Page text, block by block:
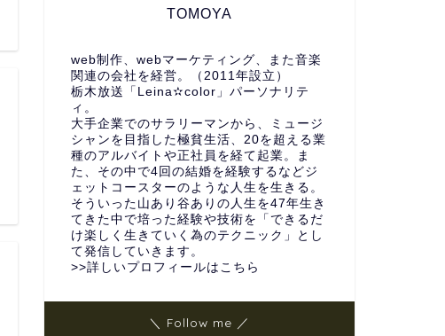
TOMOYA
web制作、webマーケティング、また音楽
関連の会社を経営。（2011年設立）
栃木放送「Leina✫color」パーソナリテ
ィ。
大手企業でのサラリーマンから、ミュージ
シャンを目指した極貧生活、20を超える業
種のアルバイトや正社員を経て起業。ま
た、その中で4回の結婚を経験するなどジ
ェットコースターのような人生を生きる。
そういった山あり谷ありの人生を47年生き
てきた中で培った経験や技術を「できるだ
け楽しく生きていく為のテクニック」とし
て発信していきます。
>>詳しいプロフィールはこちら
＼ Follow me ／